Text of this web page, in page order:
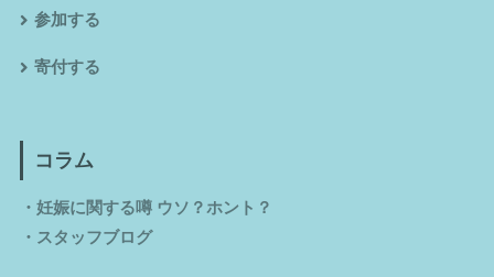
参加する
寄付する
コラム
・ 妊娠に関する噂 ウソ？ホント？
・ スタッフブログ